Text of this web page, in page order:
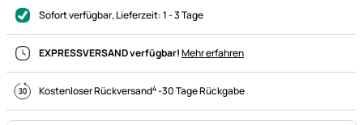
Sofort verfügbar, Lieferzeit:1 - 3 Tage
EXPRESSVERSAND verfügbar!Mehr erfahren
Kostenloser Rückversand4-30 Tage Rückgabe